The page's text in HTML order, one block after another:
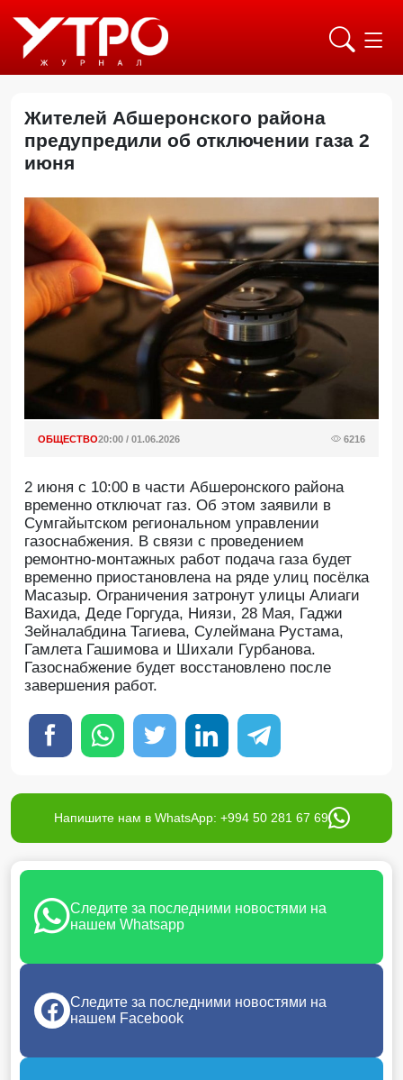
Жителей Абшеронского района
предупредили об отключении газа 2
июня
ОБЩЕСТВО20:00 / 01.06.2026 6216
2 июня с 10:00 в части Абшеронского района
временно отключат газ. Об этом заявили в
Сумгайытском региональном управлении
газоснабжения. В связи с проведением
ремонтно-монтажных работ подача газа будет
временно приостановлена на ряде улиц посёлка
Масазыр. Ограничения затронут улицы Алиаги
Вахида, Деде Горгуда, Ниязи, 28 Мая, Гаджи
Зейналабдина Тагиева, Сулеймана Рустама,
Гамлета Гашимова и Шихали Гурбанова.
Газоснабжение будет восстановлено после
завершения работ.
Напишите нам в WhatsApp: +994 50 281 67 69
Следите за последними новостями на
нашем Whatsapp
Следите за последними новостями на
нашем Facebook